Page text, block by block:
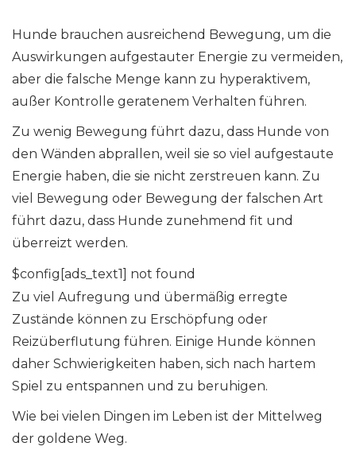
Hunde brauchen ausreichend Bewegung, um die
Auswirkungen aufgestauter Energie zu vermeiden,
aber die falsche Menge kann zu hyperaktivem,
außer Kontrolle geratenem Verhalten führen.
Zu wenig Bewegung führt dazu, dass Hunde von
den Wänden abprallen, weil sie so viel aufgestaute
Energie haben, die sie nicht zerstreuen kann. Zu
viel Bewegung oder Bewegung der falschen Art
führt dazu, dass Hunde zunehmend fit und
überreizt werden.
$config[ads_text1] not found
Zu viel Aufregung und übermäßig erregte
Zustände können zu Erschöpfung oder
Reizüberflutung führen. Einige Hunde können
daher Schwierigkeiten haben, sich nach hartem
Spiel zu entspannen und zu beruhigen.
Wie bei vielen Dingen im Leben ist der Mittelweg
der goldene Weg.